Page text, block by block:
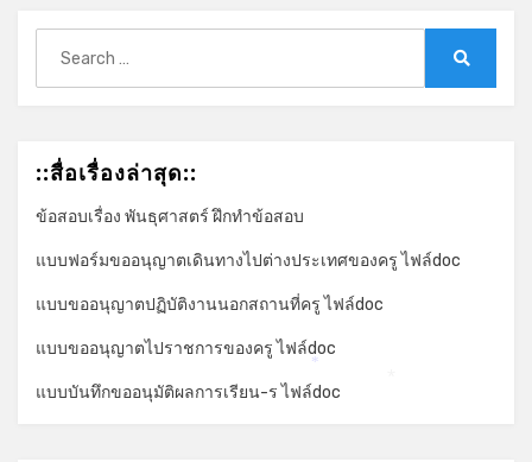
for:
::สื่อเรื่องล่าสุด::
ข้อสอบเรื่อง พันธุศาสตร์ ฝึกทำข้อสอบ
แบบฟอร์มขออนุญาตเดินทางไปต่างประเทศของครู ไฟล์doc
แบบขออนุญาตปฏิบัติงานนอกสถานที่ครู ไฟล์doc
แบบขออนุญาตไปราชการของครู ไฟล์doc
แบบบันทึกขออนุมัติผลการเรียน-ร ไฟล์doc